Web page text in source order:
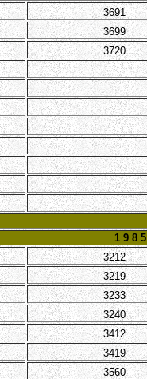
3691
3699
3720
1 9 8 5
3212
3219
3233
3240
3412
3419
3560